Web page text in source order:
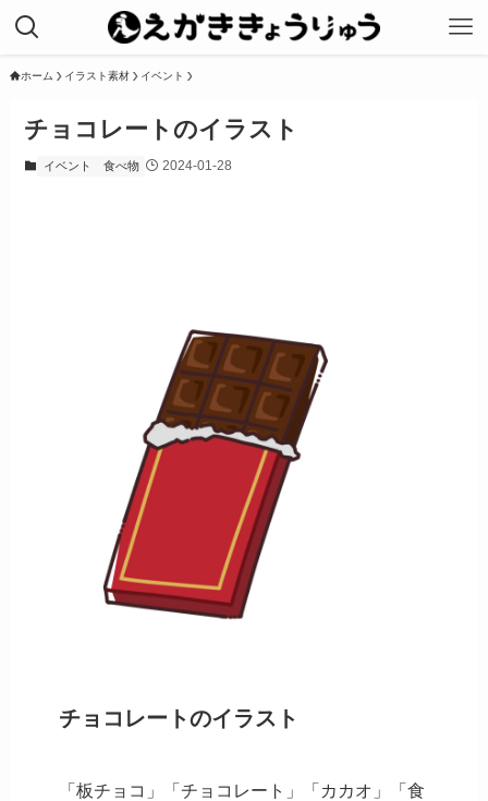
ホーム イラスト素材 イベント
チョコレートのイラスト
イベント 食べ物 2024-01-28
チョコレートのイラスト
「板チョコ」「チョコレート」「カカオ」「食